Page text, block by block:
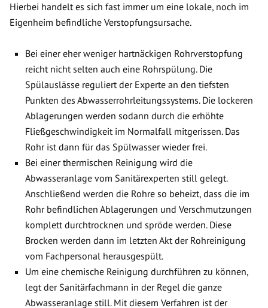
Hierbei handelt es sich fast immer um eine lokale, noch im
Eigenheim befindliche Verstopfungsursache.
Bei einer eher weniger hartnäckigen Rohrverstopfung
reicht nicht selten auch eine Rohrspülung. Die
Spülauslässe reguliert der Experte an den tiefsten
Punkten des Abwasserrohrleitungssystems. Die lockeren
Ablagerungen werden sodann durch die erhöhte
Fließgeschwindigkeit im Normalfall mitgerissen. Das
Rohr ist dann für das Spülwasser wieder frei.
Bei einer thermischen Reinigung wird die
Abwasseranlage vom Sanitärexperten still gelegt.
Anschließend werden die Rohre so beheizt, dass die im
Rohr befindlichen Ablagerungen und Verschmutzungen
komplett durchtrocknen und spröde werden. Diese
Brocken werden dann im letzten Akt der Rohreinigung
vom Fachpersonal herausgespült.
Um eine chemische Reinigung durchführen zu können,
legt der Sanitärfachmann in der Regel die ganze
Abwasseranlage still. Mit diesem Verfahren ist der